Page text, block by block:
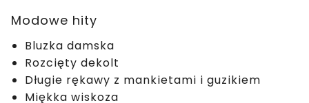
Modowe hity
Bluzka damska
Rozcięty dekolt
Długie rękawy z mankietami i guzikiem
Miękka wiskoza